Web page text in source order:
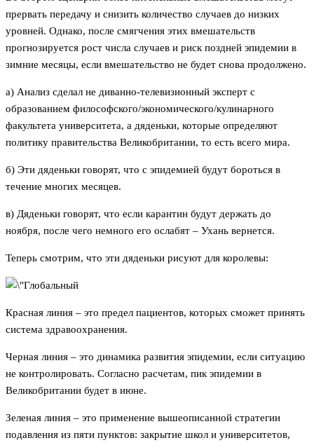
прервать передачу и снизить количество случаев до низких
уровней. Однако, после смягчения этих вмешательств
прогнозируется рост числа случаев и риск поздней эпидемии в
зимние месяцы, если вмешательство не будет снова продолжено.
а) Анализ сделал не диванно-телевизионный эксперт с
образованием философского/экономического/кулинарного
факультета университета, а дяденьки, которые определяют
политику правительства Великобритании, то есть всего мира.
б) Эти дяденьки говорят, что с эпидемией будут бороться в
течение многих месяцев.
в) Дяденьки говорят, что если карантин будут держать до
ноября, после чего немного его ослабят – Ухань вернется.
Теперь смотрим, что эти дяденьки рисуют для королевы:
Красная линия – это предел пациентов, которых сможет принять
система здравоохранения.
Черная линия – это динамика развития эпидемии, если ситуацию
не контролировать. Согласно расчетам, пик эпидемии в
Великобритании будет в июне.
Зеленая линия – это применение вышеописанной стратегии
подавления из пяти пунктов: закрытие школ и университетов,